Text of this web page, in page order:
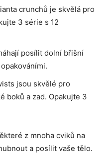
crunchů je skvělá pro
3 série s 12
posílit dolní břišní
jsou skvělé pro
boků a zad. Opakujte 3
z mnoha cviků na
a posílit vaše tělo.